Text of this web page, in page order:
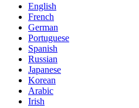
English
French
German
Portuguese
Spanish
Russian
Japanese
Korean
Arabic
Irish